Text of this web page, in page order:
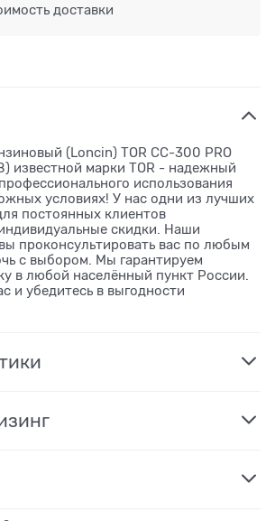
доставки
(Loncin) TOR CC-300 PRO
известной марки TOR - надежный
использования
условиях! У нас одни из лучших
постоянных клиентов
скидки. Наши
проконсультировать вас по любым
с выбором. Мы гарантируем
в любой населённый пункт России.
и убедитесь в выгодности